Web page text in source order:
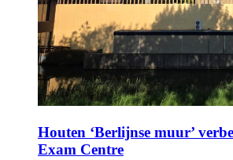
Houten ‘Berlijnse muur’
Exam Centre